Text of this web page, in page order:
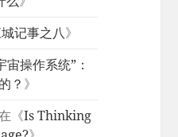
记事之八》
宙操作系统”：
？ 》
《Is Thinking